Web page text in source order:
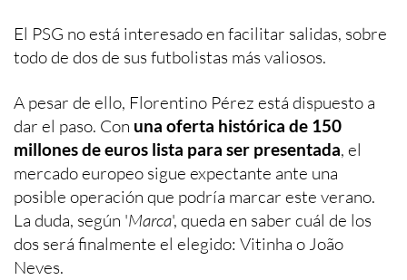
El PSG no está interesado en facilitar salidas, sobre
todo de dos de sus futbolistas más valiosos.
A pesar de ello, Florentino Pérez está dispuesto a
dar el paso. Con una oferta histórica de 150
millones de euros lista para ser presentada, el
mercado europeo sigue expectante ante una
posible operación que podría marcar este verano.
La duda, según 'Marca', queda en saber cuál de los
dos será finalmente el elegido: Vitinha o João
Neves.